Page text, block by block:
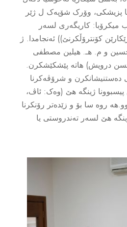
پزیشکی، وۆرک شۆپەک ل ژێر
میکرۆبا: کاریگەری لسەر
کۆنترۆڵکرنێ)) ئەنجامدا. ژ
و م. هـ. هيلين مصطفى
درويش) هاته پێشکێشکرن.
دەستنیشانکرن و شرۆڤەکرنا
ژینگە هێ (وەک: ئاڤ،
روه سا بۆ و زێدەتر رۆنکرنا
هێ لسەر تەندروستی یا